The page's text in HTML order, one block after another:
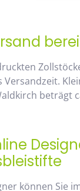
Versandzeit.
beträgt
können Sie